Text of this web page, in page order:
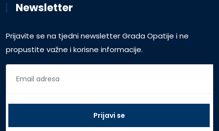
Newsletter
Prijavite se na tjedni newsletter Grada Opatije i ne
propustite važne i korisne informacije.